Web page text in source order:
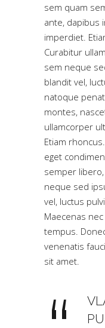
sem quam
ante, dapibus
imperdiet.
Curabitur
sem neque
blandit vel,
natoque
montes,
ullamcorper
Etiam
eget
semper
neque sed
vel, luctus
Maecenas
tempus.
venenatis
sit amet.